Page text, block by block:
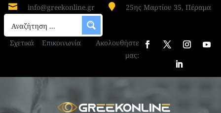
 info@greekonline.gr  25ης Μαρτίου 35, Πέραμα
Σχετικά Επικοινωνία
Ακολουθήστε
μας: